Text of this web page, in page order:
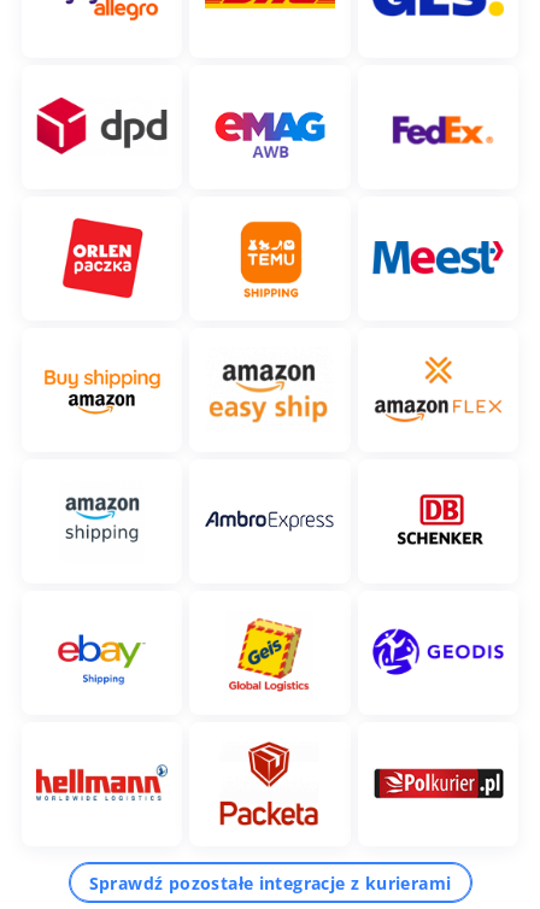
Sprawdź pozostałe integracje z kurierami